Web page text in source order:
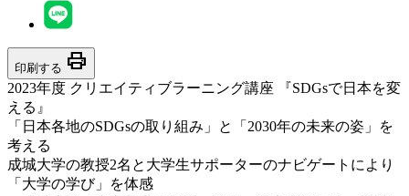
印刷する print
2023年度 クリエイティブラーニング講座 『SDGsで日本を変
える』
「日本各地のSDGsの取り組み」と「2030年の未来の姿」を
考える
成城大学の教授2名と大学生サポーターのナビゲートにより
「大学の学び」を体感